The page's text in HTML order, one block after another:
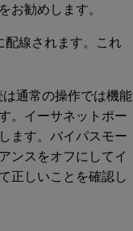
お勧めします。
配線されます。これ
通常の操作では機能
。イーサネットポー
ます。バイパスモー
ンスをオフにしてイ
正しいことを確認し